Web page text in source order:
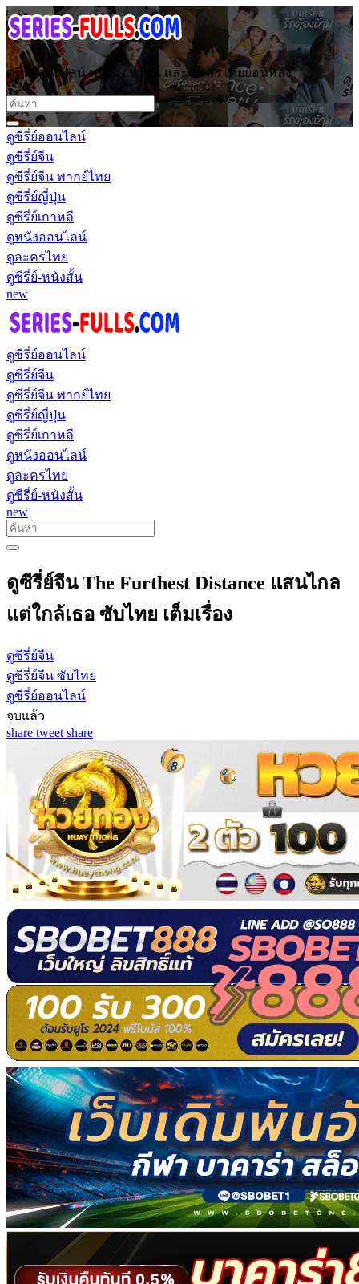
ดูซีรี่ย์ออนไลน์ หนังออนไลน์ และ ละครไทยย้อนหลัง
ดูซีรี่ย์ออนไลน์
ดูซีรี่ย์จีน
ดูซีรี่ย์จีน พากย์ไทย
ดูซีรี่ย์ญี่ปุ่น
ดูซีรี่ย์เกาหลี
ดูหนังออนไลน์
ดูละครไทย
ดูซีรี่ย์-หนังสั้น
new
ดูซีรี่ย์ออนไลน์
ดูซีรี่ย์จีน
ดูซีรี่ย์จีน พากย์ไทย
ดูซีรี่ย์ญี่ปุ่น
ดูซีรี่ย์เกาหลี
ดูหนังออนไลน์
ดูละครไทย
ดูซีรี่ย์-หนังสั้น
new
ดูซีรี่ย์จีน The Furthest Distance แสนไกล
แต่ใกล้เธอ ซับไทย เต็มเรื่อง
ดูซีรี่ย์จีน
ดูซีรี่ย์จีน ซับไทย
ดูซีรี่ย์ออนไลน์
จบแล้ว
share tweet share